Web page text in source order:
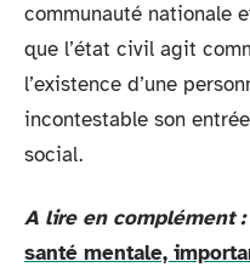
communauté nationale
que l’état civil agit
l’existence d’une
incontestable son
social.
A lire en complément :
santé mentale,